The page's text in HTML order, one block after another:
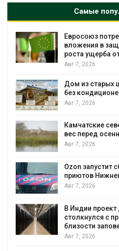
Самые
Евросоюз
вложения в
роста ущерба
Авг 7, 2026
Дом из старых
без
Авг 7, 2026
Камчатские
вес перед
Авг 7, 2026
Ozon запустит
приютов
Авг 7, 2026
В Индии проект
столкнулся с
близости
Авг 7, 2026